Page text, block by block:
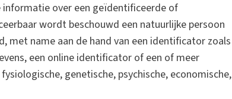
informatie over een geïdentificeerde of
wordt beschouwd een natuurlijke persoon
name aan de hand van een identificator zoals
een online identificator of een of meer
genetische, psychische, economische,